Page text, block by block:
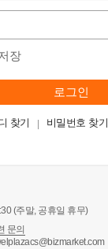
장
로그인
찾기 비밀번호 찾기
(주말, 공휴일 휴무)
문의